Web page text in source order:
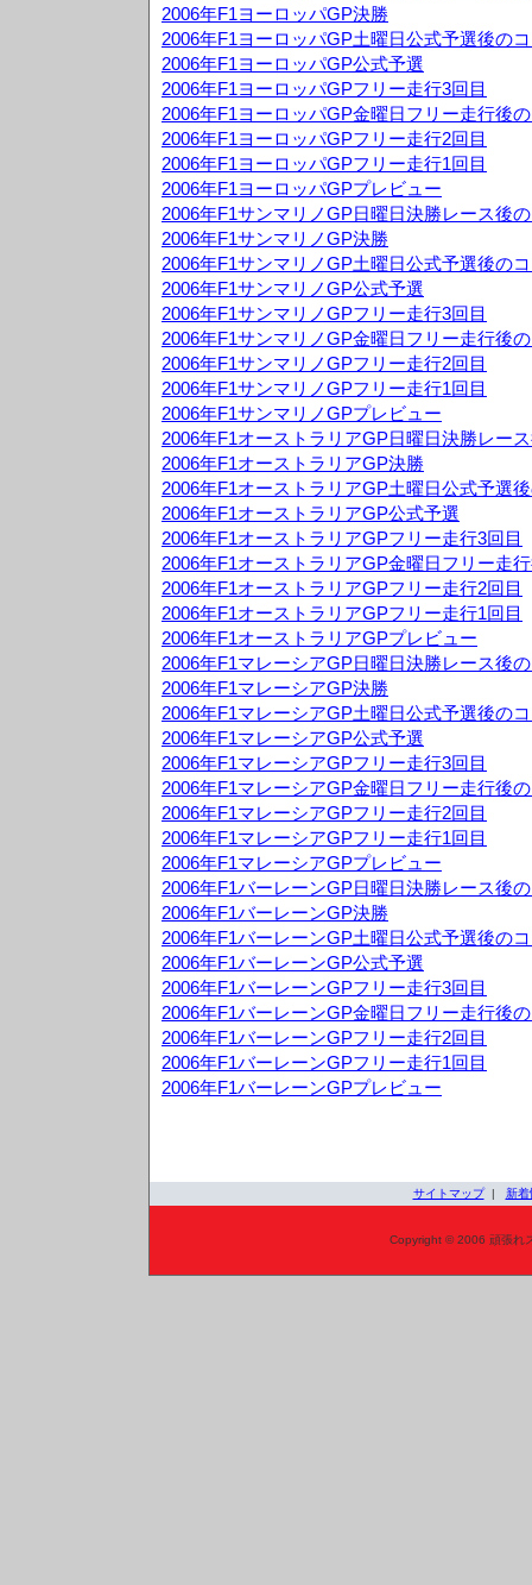
2006年F1ヨーロッパGP決勝
2006年F1ヨーロッパGP土曜日公式予選後の
2006年F1ヨーロッパGP公式予選
2006年F1ヨーロッパGPフリー走行3回目
2006年F1ヨーロッパGP金曜日フリー走行後
2006年F1ヨーロッパGPフリー走行2回目
2006年F1ヨーロッパGPフリー走行1回目
2006年F1ヨーロッパGPプレビュー
2006年F1サンマリノGP日曜日決勝レース後
2006年F1サンマリノGP決勝
2006年F1サンマリノGP土曜日公式予選後の
2006年F1サンマリノGP公式予選
2006年F1サンマリノGPフリー走行3回目
2006年F1サンマリノGP金曜日フリー走行後
2006年F1サンマリノGPフリー走行2回目
2006年F1サンマリノGPフリー走行1回目
2006年F1サンマリノGPプレビュー
2006年F1オーストラリアGP日曜日決勝レー
2006年F1オーストラリアGP決勝
2006年F1オーストラリアGP土曜日公式予選
2006年F1オーストラリアGP公式予選
2006年F1オーストラリアGPフリー走行3回目
2006年F1オーストラリアGP金曜日フリー走
2006年F1オーストラリアGPフリー走行2回目
2006年F1オーストラリアGPフリー走行1回目
2006年F1オーストラリアGPプレビュー
2006年F1マレーシアGP日曜日決勝レース後
2006年F1マレーシアGP決勝
2006年F1マレーシアGP土曜日公式予選後の
2006年F1マレーシアGP公式予選
2006年F1マレーシアGPフリー走行3回目
2006年F1マレーシアGP金曜日フリー走行後
2006年F1マレーシアGPフリー走行2回目
2006年F1マレーシアGPフリー走行1回目
2006年F1マレーシアGPプレビュー
2006年F1バーレーンGP日曜日決勝レース後
2006年F1バーレーンGP決勝
2006年F1バーレーンGP土曜日公式予選後の
2006年F1バーレーンGP公式予選
2006年F1バーレーンGPフリー走行3回目
2006年F1バーレーンGP金曜日フリー走行後
2006年F1バーレーンGPフリー走行2回目
2006年F1バーレーンGPフリー走行1回目
2006年F1バーレーンGPプレビュー
サイトマップ| 新着
Copyright © 2006 頑張れ